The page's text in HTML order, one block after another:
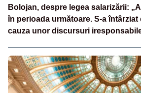
Bolojan, despre legea salarizării:
în perioada următoare. S-a întârziat
cauza unor discursuri